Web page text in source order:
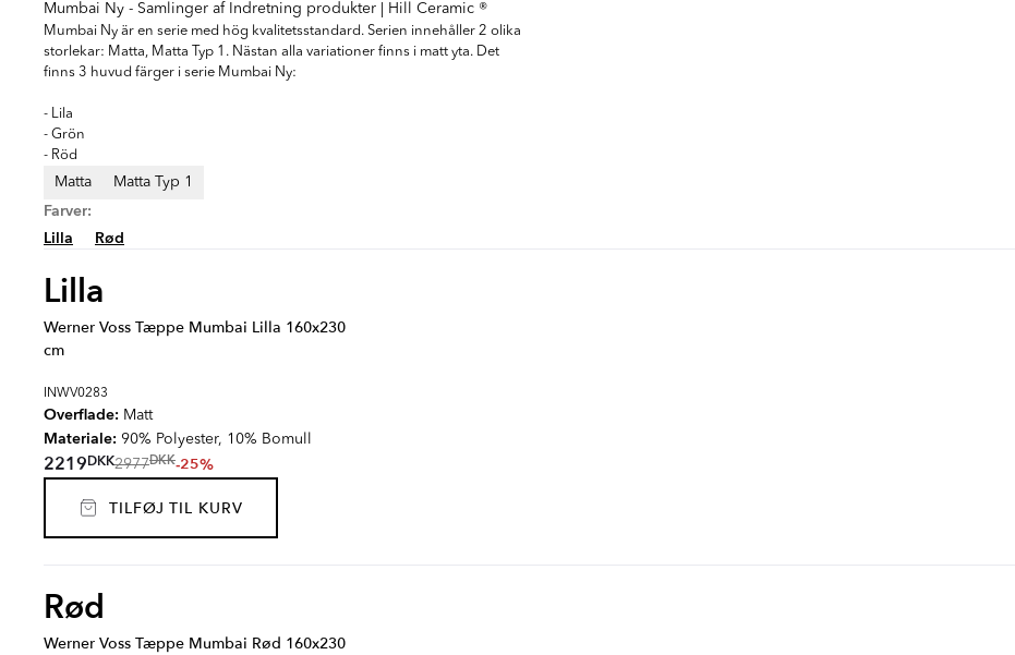
Mumbai Ny - Samlinger af Indretning produkter | Hill Ceramic ®
Mumbai Ny är en serie med hög kvalitetsstandard. Serien innehåller 2 olika
storlekar: Matta, Matta Typ 1. Nästan alla variationer finns i matt yta. Det
finns 3 huvud färger i serie Mumbai Ny:
- Lila
- Grön
- Röd
Matta Matta Typ 1
Farver:
Lilla
Rød
Lilla
Werner Voss Tæppe Mumbai Lilla 160x230
cm
INWV0283
Overflade: Matt
Materiale: 90% Polyester, 10% Bomull
2219DKK2977DKK-25%
TILFØJ TIL KURV
Rød
Werner Voss Tæppe Mumbai Rød 160x230